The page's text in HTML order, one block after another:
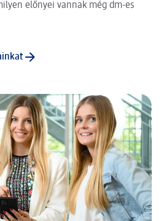
előnyei vannak még dm-es